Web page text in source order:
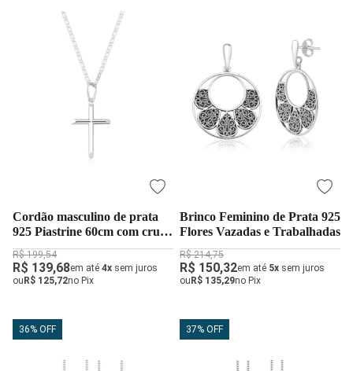
Cordão masculino de prata
925 Piastrine 60cm com cruz
2,8cm
R$ 199,54
R$ 139,68em até 4x sem juros
ou R$ 125,72no Pix
Brinco Feminino de Prata 925
Flores Vazadas e Trabalhadas
R$ 214,75
R$ 150,32em até 5x sem juros
ou R$ 135,29no Pix
36% OFF 37% OFF